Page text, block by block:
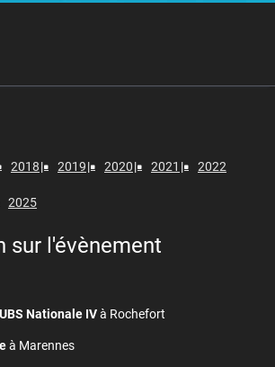
2018 2019 2020 2021 2022
2025
sur l'évènement
Nationale IVà Rochefort
à Marennes